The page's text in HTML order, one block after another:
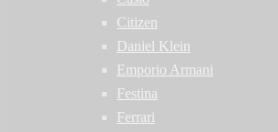
Citizen
Daniel Klein
Emporio Armani
Festina
Ferrari